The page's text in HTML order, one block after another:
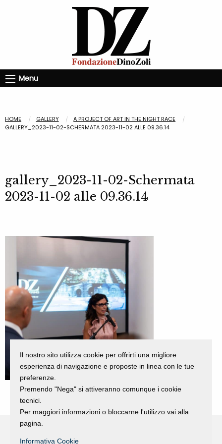
Menu
HOME GALLERY
A PROJECT OF ART IN THE NIGHT RACE
GALLERY_2023-11-02-SCHERMATA 2023-11-02 ALLE 09.36.14
gallery_2023-11-02-Schermata
2023-11-02 alle 09.36.14
Il nostro sito utilizza cookie per offrirti una migliore
esperienza di navigazione e proposte in linea con le tue
preferenze.
Premendo "Nega" si attiveranno comunque i cookie
tecnici.
Per maggiori informazioni o bloccarne l'utilizzo vai alla
pagina.
Informativa Cookie